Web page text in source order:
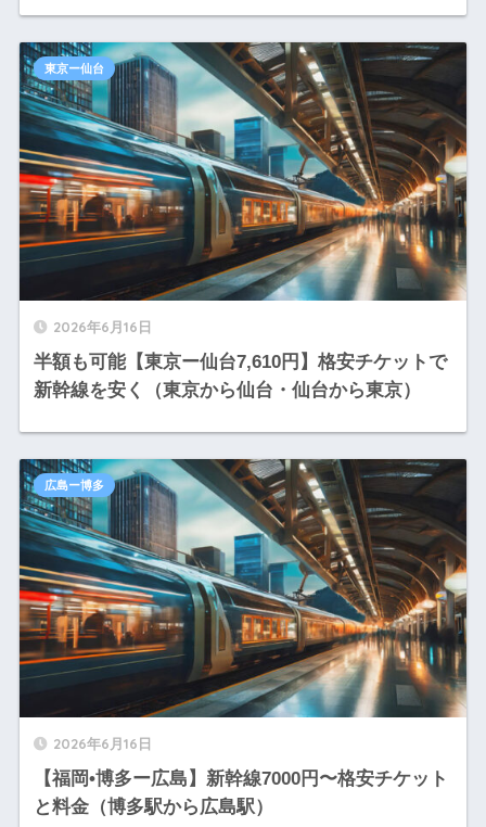
2026年6月16日
半額も可能【東京ー仙台7,610円】格安チケットで
新幹線を安く（東京から仙台・仙台から東京）
東京ー仙台
2026年6月16日
【福岡•博多ー広島】新幹線7000円〜格安チケット
と料金（博多駅から広島駅）
広島ー博多